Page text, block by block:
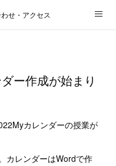
せ・アクセス
ー作成が始まり
カレンダーの授業が
カレンダーはWordで作